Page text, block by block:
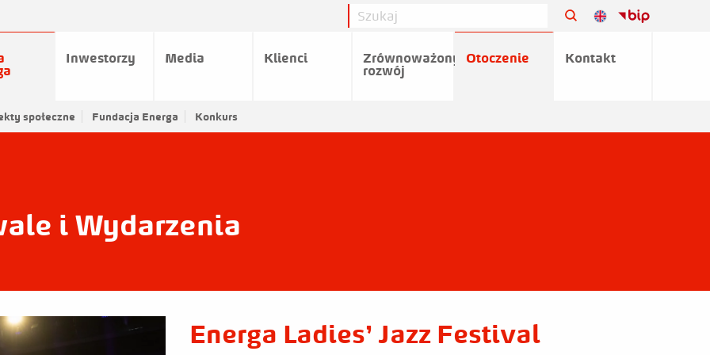
Grupy Energa Informacja o realizowanej strategii podatkowej
Inwestorzy Media Klienci
Zrównoważony
rozwój
Otoczenie
społeczne Fundacja Energa Konkurs
Kontakt
i Wydarzenia
Energa Ladies’ Jazz Festival